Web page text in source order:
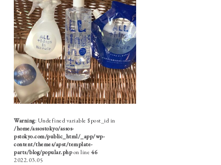
Warning: Undefined variable $post_id in
/home/assostokyo/assos-
pstokyo.com/public_html/_app/wp-
content/themes/apst/template-
parts/blog/popular.phpon line 46
2022.03.05